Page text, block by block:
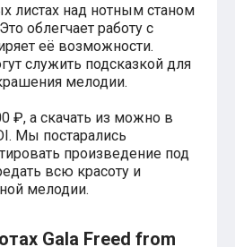
Кольца
листах над нотным станом
облегчает работу с
её возможности.
служить подсказкой для
мелодии.
₽, а скачать из можно в
Мы постарались
произведение под
всю красоту и
мелодии.
Gala Freed from